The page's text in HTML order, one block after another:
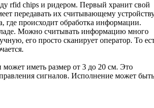
rfid chips и ридером. Первый хранит свой
передавать их считывающему
происходит обработка информации.
Можно считывать информацию много
его просто сканирует оператор. То
иметь размер от 3 до 20 см. Это
сигналов. Исполнение может быть